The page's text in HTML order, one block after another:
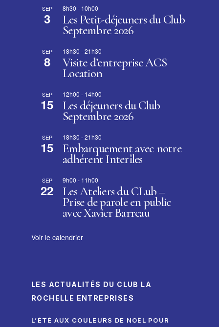
SEP
3
8h30 - 10h00
Les Petit-déjeuners du Club
Septembre 2026
SEP
8
18h30 -21h30
Visite d’entreprise ACS
Location
SEP
15
12h00 - 14h00
Les déjeuners du Club
Septembre 2026
SEP
15
18h30 -21h30
Embarquement avec notre
adhérent Interîles
SEP
22
9h00 - 11h00
Les Ateliers du CLub –
Prise de parole en public
avec Xavier Barreau
Voir le calendrier
LES ACTUALITÉS DU CLUB LA
ROCHELLE ENTREPRISES
L’ÉTÉ AUX COULEURS DE NOËL POUR